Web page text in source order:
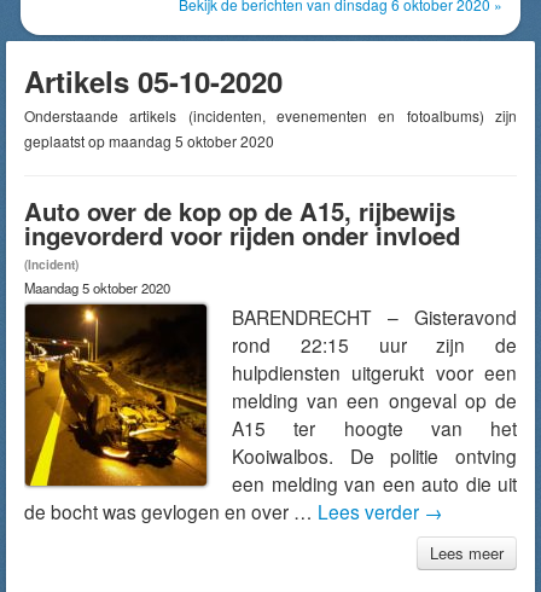
Bekijk de berichten van dinsdag 6 oktober 2020 »
Artikels 05-10-2020
Onderstaande artikels (incidenten, evenementen en fotoalbums) zijn
geplaatst op maandag 5 oktober 2020
Auto over de kop op de A15, rijbewijs
ingevorderd voor rijden onder invloed
(Incident)
Maandag 5 oktober 2020
BARENDRECHT – Gisteravond
rond 22:15 uur zijn de
hulpdiensten uitgerukt voor een
melding van een ongeval op de
A15 ter hoogte van het
Kooiwalbos. De politie ontving
een melding van een auto die uit
de bocht was gevlogen en over … Lees verder →
Lees meer